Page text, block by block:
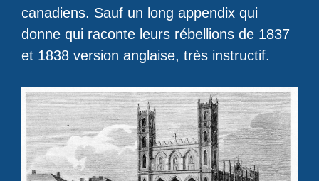
canadiens. Sauf un long appendix qui
donne qui raconte leurs rébellions de 1837
et 1838 version anglaise, très instructif.